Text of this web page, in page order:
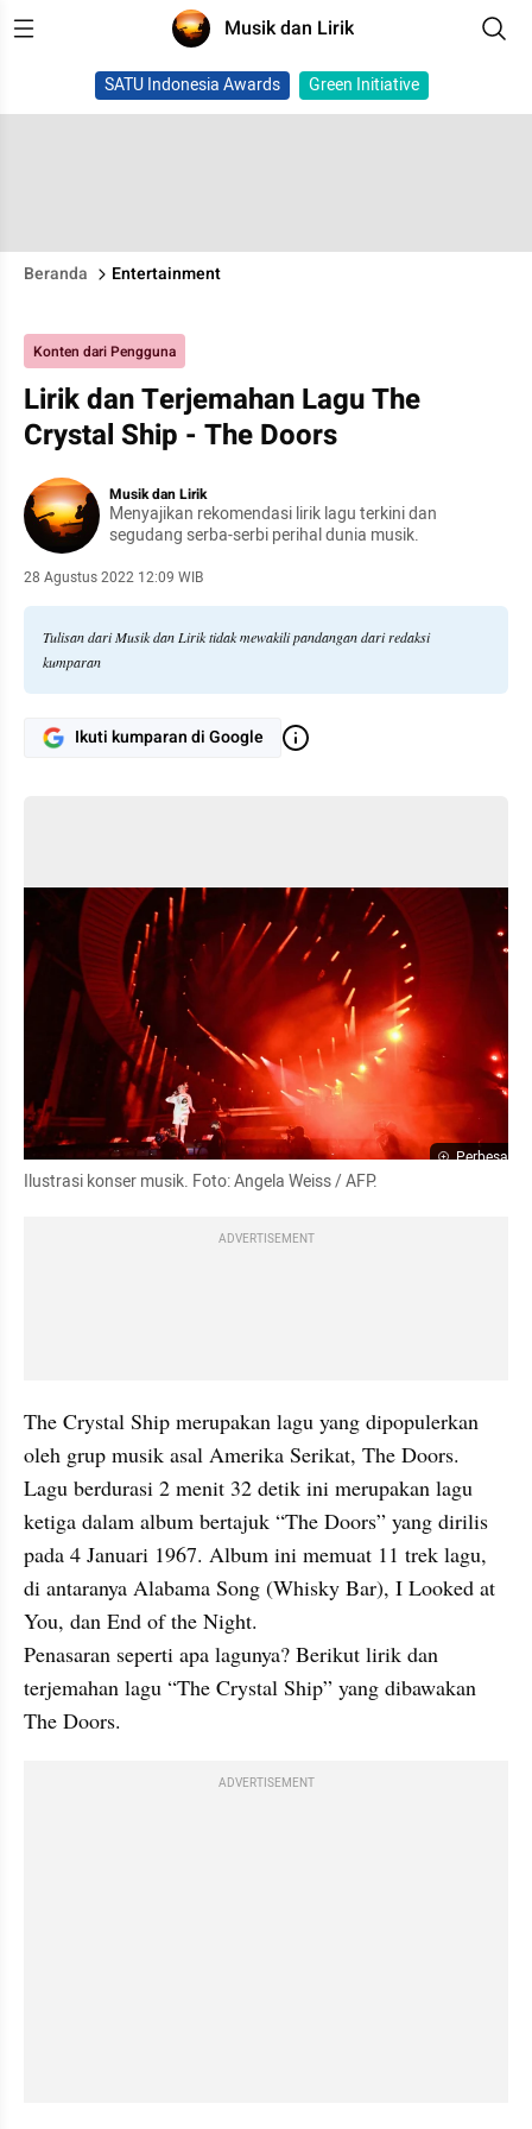
Musik dan Lirik
SATU Indonesia Awards Green Initiative
Beranda Entertainment
Konten dari Pengguna
Lirik dan Terjemahan Lagu The
Crystal Ship - The Doors
Musik dan Lirik
Menyajikan rekomendasi lirik lagu terkini dan
segudang serba-serbi perihal dunia musik.
28 Agustus 2022 12:09 WIB
Tulisan dari Musik dan Lirik tidak mewakili pandangan dari redaksi
kumparan
Ikuti kumparan di Google
Perbesar
Ilustrasi konser musik. Foto: Angela Weiss / AFP.
ADVERTISEMENT
The Crystal Ship merupakan lagu yang dipopulerkan
oleh grup musik asal Amerika Serikat, The Doors.
Lagu berdurasi 2 menit 32 detik ini merupakan lagu
ketiga dalam album bertajuk “The Doors” yang dirilis
pada 4 Januari 1967. Album ini memuat 11 trek lagu,
di antaranya Alabama Song (Whisky Bar), I Looked at
You, dan End of the Night.
Penasaran seperti apa lagunya? Berikut lirik dan
terjemahan lagu “The Crystal Ship” yang dibawakan
The Doors.
ADVERTISEMENT